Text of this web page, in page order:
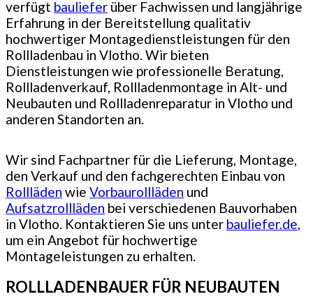
verfügt bauliefer über Fachwissen und langjährige
Erfahrung in der Bereitstellung qualitativ
hochwertiger Montagedienstleistungen für den
Rollladenbau in Vlotho. Wir bieten
Dienstleistungen wie professionelle Beratung,
Rollladenverkauf, Rollladenmontage in Alt- und
Neubauten und Rollladenreparatur in Vlotho und
anderen Standorten an.
Wir sind Fachpartner für die Lieferung, Montage,
den Verkauf und den fachgerechten Einbau von
Rollläden wie Vorbaurollläden und
Aufsatzrollläden bei verschiedenen Bauvorhaben
in Vlotho. Kontaktieren Sie uns unter bauliefer.de,
um ein Angebot für hochwertige
Montageleistungen zu erhalten.
ROLLLADENBAUER FÜR NEUBAUTEN